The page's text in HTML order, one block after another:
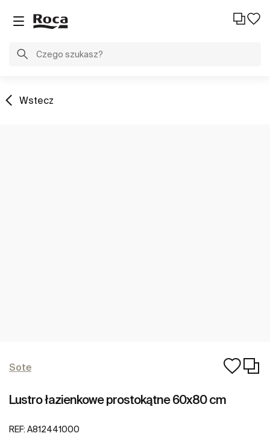
Wstecz
Sote
Lustro łazienkowe prostokątne 60x80 cm
REF: A812441000